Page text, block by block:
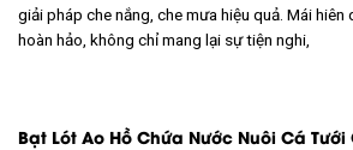
giải pháp che nắng, che mưa hiệu quả. Mái
hoàn hảo, không chỉ mang lại sự tiện nghi,
Bạt Lót Ao Hồ Chứa Nước Nuôi Cá